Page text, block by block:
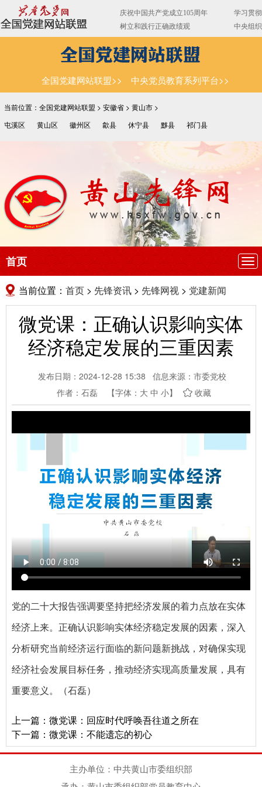
全国党建网站联盟>> 中央党员教育系列平台>>
当前位置：全国党建网站联盟 > 安徽省 > 黄山市 >
屯溪区
黄山区 徽州区 歙县 休宁县 黟县 祁门县
导
首页
当前位置： 首页 > 先锋资讯 > 先锋网视 > 党建新闻
微党课：正确认识影响实体
经济稳定发展的三重因素
发布日期：2024-12-28 15:38
信息来源：市委党校
作者：石磊
【字体： 大 中 小】 收藏
党的二十大报告强调要坚持把经济发展的着力点放在实体
经济上来。正确认识影响实体经济稳定发展的因素，深入
分析研究当前经济运行面临的新问题新挑战，对确保实现
经济社会发展目标任务，推动经济实现高质量发展，具有
重要意义。（石磊）
上一篇： 微党课：回应时代呼唤吾往道之所在
下一篇： 微党课：不能遗忘的初心
主办单位：中共黄山市委组织部